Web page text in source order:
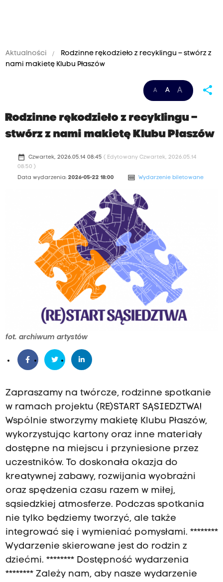
Aktualności
Rodzinne rękodzieło z recyklingu – stwórz z
nami makietę Klubu Płaszów
A A A share
Rodzinne rękodzieło z recyklingu –
stwórz z nami makietę Klubu Płaszów
date_range Czwartek, 2026.05.14 08:45 ( Edytowany Czwartek, 2026.05.14
08:50 )
Data wydarzenia: 2026-05-22 18:00 money Wydarzenie biletowane
fot. archiwum artystów
Zapraszamy na twórcze, rodzinne spotkanie
w ramach projektu (RE)START SĄSIEDZTWA!
Wspólnie stworzymy makietę Klubu Płaszów,
wykorzystując kartony oraz inne materiały
dostępne na miejscu i przyniesione przez
uczestników. To doskonała okazja do
kreatywnej zabawy, rozwijania wyobraźni
oraz spędzenia czasu razem w miłej,
sąsiedzkiej atmosferze. Podczas spotkania
nie tylko będziemy tworzyć, ale także
integrować się i wymieniać pomysłami. ********
Wydarzenie skierowane jest do rodzin z
dziećmi. ******** Dostępność wydarzenia
******** Zależy nam, aby nasze wydarzenie